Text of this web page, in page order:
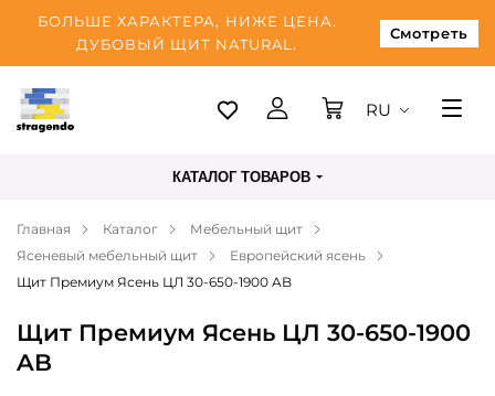
БОЛЬШЕ ХАРАКТЕРА, НИЖЕ ЦЕНА.
ДУБОВЫЙ ЩИТ NATURAL.
Смотреть
Таллинн
Оплата
О нас
Блог
Контакты
RU
КАТАЛОГ ТОВАРОВ
Главная Каталог
Мебельный щит
Ясеневый мебельный щит
Европейский ясень
Щит Премиум Ясень ЦЛ 30-650-1900 AB
Щит Премиум Ясень ЦЛ 30-650-1900
AB